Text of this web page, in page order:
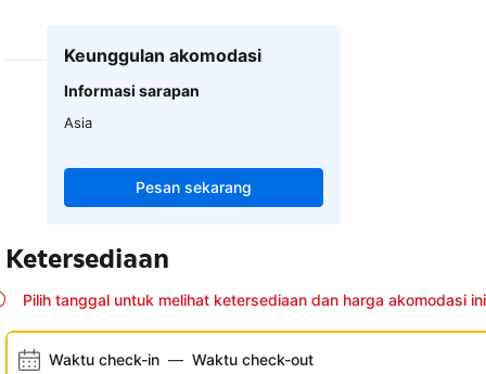
Keunggulan akomodasi
Informasi sarapan
Asia
Pesan sekarang
Ketersediaan
Pilih tanggal untuk melihat ketersediaan dan harga akomodasi ini
Waktu check-in — Waktu check-out